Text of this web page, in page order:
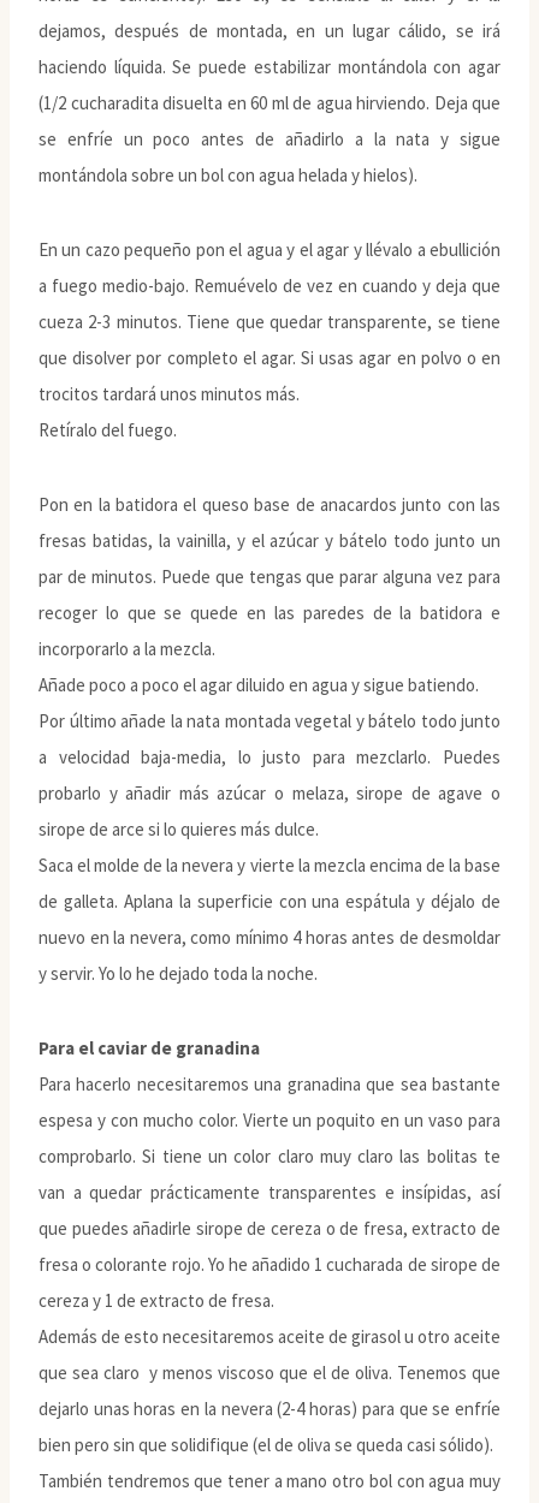
dejamos, después de montada, en un lugar cálido, se irá
haciendo líquida. Se puede estabilizar montándola con agar
(1/2 cucharadita disuelta en 60 ml de agua hirviendo. Deja que
se enfríe un poco antes de añadirlo a la nata y sigue
montándola sobre un bol con agua helada y hielos).
En un cazo pequeño pon el agua y el agar y llévalo a ebullición
a fuego medio-bajo. Remuévelo de vez en cuando y deja que
cueza 2-3 minutos. Tiene que quedar transparente, se tiene
que disolver por completo el agar. Si usas agar en polvo o en
trocitos tardará unos minutos más.
Retíralo del fuego.
Pon en la batidora el queso base de anacardos junto con las
fresas batidas, la vainilla, y el azúcar y bátelo todo junto un
par de minutos. Puede que tengas que parar alguna vez para
recoger lo que se quede en las paredes de la batidora e
incorporarlo a la mezcla.
Añade poco a poco el agar diluido en agua y sigue batiendo.
Por último añade la nata montada vegetal y bátelo todo junto
a velocidad baja-media, lo justo para mezclarlo. Puedes
probarlo y añadir más azúcar o melaza, sirope de agave o
sirope de arce si lo quieres más dulce.
Saca el molde de la nevera y vierte la mezcla encima de la base
de galleta. Aplana la superficie con una espátula y déjalo de
nuevo en la nevera, como mínimo 4 horas antes de desmoldar
y servir. Yo lo he dejado toda la noche.
Para el caviar de granadina
Para hacerlo necesitaremos una granadina que sea bastante
espesa y con mucho color. Vierte un poquito en un vaso para
comprobarlo. Si tiene un color claro muy claro las bolitas te
van a quedar prácticamente transparentes e insípidas, así
que puedes añadirle sirope de cereza o de fresa, extracto de
fresa o colorante rojo. Yo he añadido 1 cucharada de sirope de
cereza y 1 de extracto de fresa.
Además de esto necesitaremos aceite de girasol u otro aceite
que sea claro y menos viscoso que el de oliva. Tenemos que
dejarlo unas horas en la nevera (2-4 horas) para que se enfríe
bien pero sin que solidifique (el de oliva se queda casi sólido).
También tendremos que tener a mano otro bol con agua muy